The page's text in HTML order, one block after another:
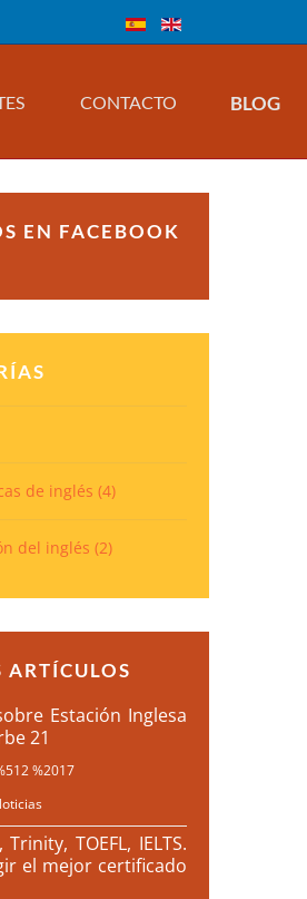
CONTACTO BLOG
EN FACEBOOK
de inglés (4)
del inglés (2)
ARTÍCULOS
Estación Inglesa
21
%2017
TOEFL, IELTS.
el mejor certificado